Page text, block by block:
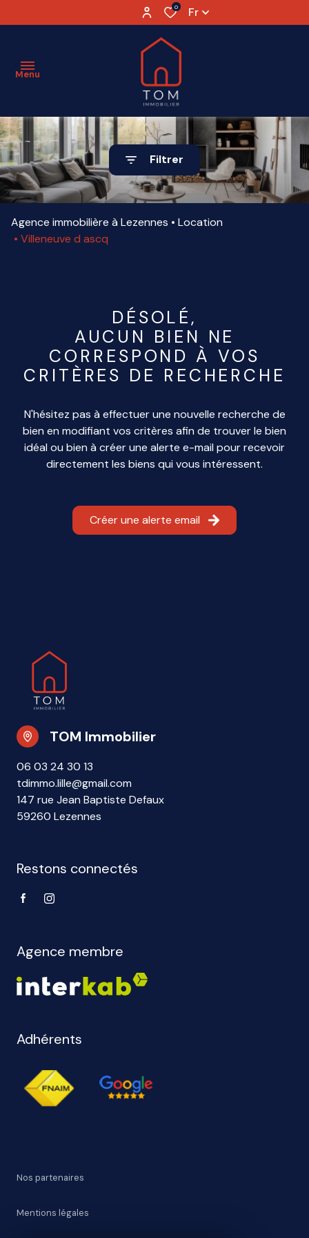
0 Fr
Menu
ESTIMATION
VENTE
LOCATION
VENDU
CONTACTER
Filtrer
Agence immobilière à Lezennes
Location
Villeneuve d ascq
DÉSOLÉ,
AUCUN BIEN NE
CORRESPOND À VOS
CRITÈRES DE RECHERCHE
N'hésitez pas à effectuer une nouvelle recherche de
bien en modifiant vos critères afin de trouver le bien
idéal ou bien à créer une alerte e-mail pour recevoir
directement les biens qui vous intéressent.
Créer une alerte email
TOM Immobilier
06 03 24 30 13
tdimmo.lille@gmail.com
147 rue Jean Baptiste Defaux
59260 Lezennes
Restons connectés
Agence membre
Adhérents
Nos partenaires
Mentions légales